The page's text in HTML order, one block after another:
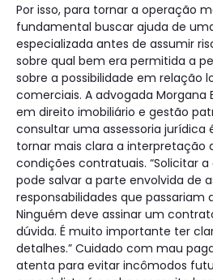
Por isso, para tornar a operação
fundamental buscar ajuda de
especializada antes de assumir
sobre qual bem era permitida a
sobre a possibilidade em relação
comerciais. A advogada Morgana
em direito imobiliário e gestão
consultar uma assessoria jurídica
tornar mais clara a interpretação
condições contratuais. “Solicitar
pode salvar a parte envolvida de
responsabilidades que passariam
Ninguém deve assinar um
dúvida. É muito importante ter
detalhes.” Cuidado com mau
atenta para evitar incômodos